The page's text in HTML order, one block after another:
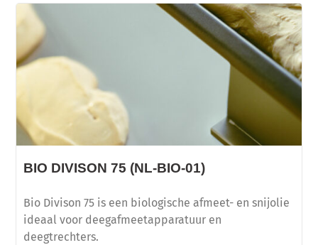
BIO DIVISON 75 (NL-BIO-01)
Bio Divison 75 is een biologische afmeet- en snijolie
ideaal voor deegafmeetapparatuur en
deegtrechters.